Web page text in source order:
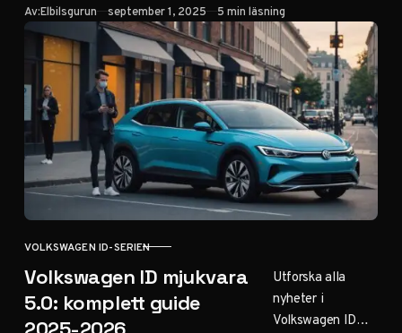
design. Allt om
kommande
utfasningen 2027,
nya
uppgraderingar
och vad det
betyder för
bilköpare.
Av:Elbilsgurun Publicerad
september 1, 2025 5 min läsning
KATEGORI
VOLKSWAGEN ID-SERIEN
Volkswagen ID mjukvara
5.0: komplett guide
Utforska alla
nyheter i
Volkswagen ID